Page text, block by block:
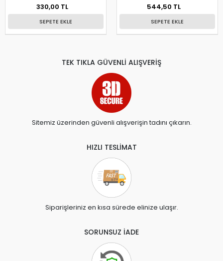
330,00 TL
SEPETE EKLE
544,50 TL
SEPETE EKLE
TEK TIKLA GÜVENLİ ALIŞVERİŞ
Sitemiz üzerinden güvenli alışverişin tadını çıkarın.
HIZLI TESLİMAT
Siparişleriniz en kısa sürede elinize ulaşır.
SORUNSUZ İADE